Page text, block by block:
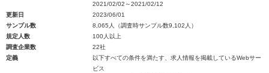
2021/02/02～2021/02/12
更新日
2023/06/01
サンプル数
8,065人（調査時サンプル数9,102人）
規定人数
100人以上
調査企業数
22社
定義
以下すべての条件を満たす、求人情報を掲載しているWebサー
ビス